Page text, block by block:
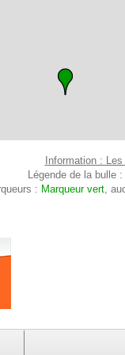
Information :
Légende de la bulle :
: Marqueur vert,